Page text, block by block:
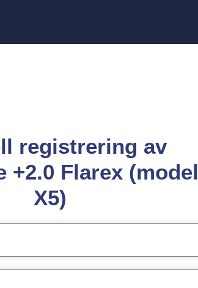
registrering av
+2.0 Flarex (model
X5)